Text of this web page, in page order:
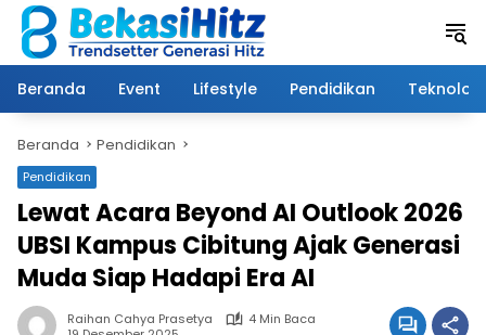
Langsung
konten
Beranda
Event Lifestyle Pendidikan Teknologi
Beranda Pendidikan
Pendidikan
Lewat Acara Beyond AI Outlook 2026
UBSI Kampus Cibitung Ajak Generasi
Muda Siap Hadapi Era AI
Raihan Cahya Prasetya
4 Min Baca